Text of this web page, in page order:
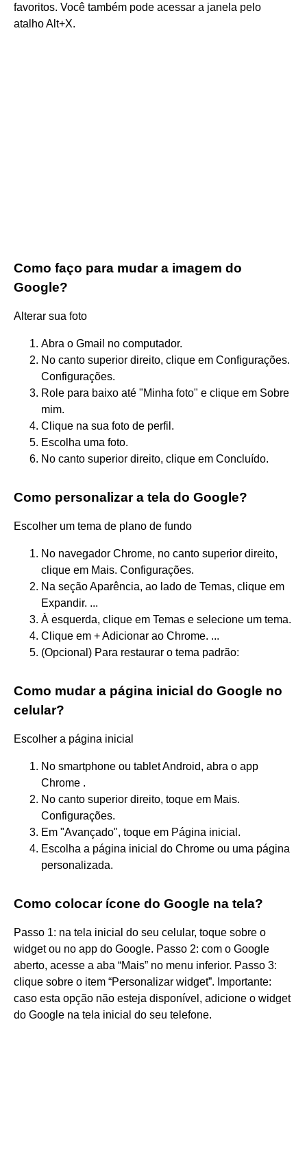
favoritos. Você também pode acessar a janela pelo
atalho Alt+X.
Como faço para mudar a imagem do
Google?
Alterar sua foto
Abra o Gmail no computador.
No canto superior direito, clique em Configurações.
Configurações.
Role para baixo até "Minha foto" e clique em Sobre
mim.
Clique na sua foto de perfil.​
Escolha uma foto.
No canto superior direito, clique em Concluído.
Como personalizar a tela do Google?
Escolher um tema de plano de fundo
No navegador Chrome, no canto superior direito,
clique em Mais. Configurações.
Na seção Aparência, ao lado de Temas, clique em
Expandir. ...
À esquerda, clique em Temas e selecione um tema.
Clique em + Adicionar ao Chrome. ...
(Opcional) Para restaurar o tema padrão:
Como mudar a página inicial do Google no
celular?
Escolher a página inicial
No smartphone ou tablet Android, abra o app
Chrome .
No canto superior direito, toque em Mais.
Configurações.
Em "Avançado", toque em Página inicial.
Escolha a página inicial do Chrome ou uma página
personalizada.
Como colocar ícone do Google na tela?
Passo 1: na tela inicial do seu celular, toque sobre o
widget ou no app do Google. Passo 2: com o Google
aberto, acesse a aba “Mais” no menu inferior. Passo 3:
clique sobre o item “Personalizar widget”. Importante:
caso esta opção não esteja disponível, adicione o widget
do Google na tela inicial do seu telefone.